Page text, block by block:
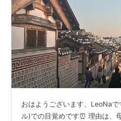
おはようございます、LeoNa
ル)での目覚めです⏰ 理由は、